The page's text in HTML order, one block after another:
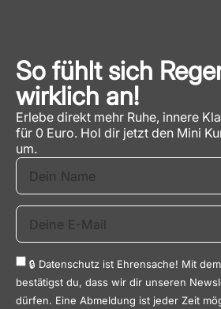
So fühlt sich
wirklich an!
Erlebe direkt mehr Ruhe, innere
für 0 Euro. Hol dir jetzt den Mini
um.
🔒 Datenschutz ist Ehrensache! Mit
bestätigst du, dass wir dir unseren
dürfen. Eine Abmeldung ist jeder Zeit